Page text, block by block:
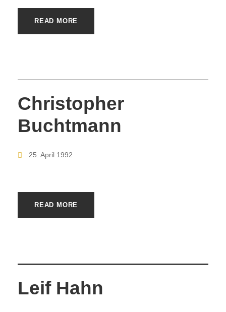
READ MORE
Christopher
Buchtmann
25. April 1992
READ MORE
Leif Hahn